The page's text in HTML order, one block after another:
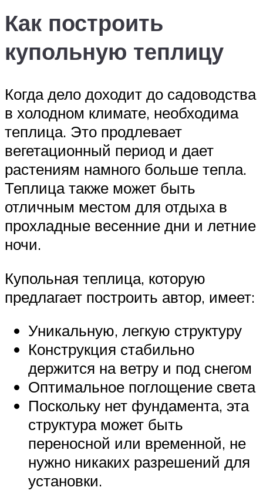
Как построить
купольную теплицу
Когда дело доходит до садоводства
в холодном климате, необходима
теплица. Это продлевает
вегетационный период и дает
растениям намного больше тепла.
Теплица также может быть
отличным местом для отдыха в
прохладные весенние дни и летние
ночи.
Купольная теплица, которую
предлагает построить автор, имеет:
Уникальную, легкую структуру
Конструкция стабильно
держится на ветру и под снегом
Оптимальное поглощение света
Поскольку нет фундамента, эта
структура может быть
переносной или временной, не
нужно никаких разрешений для
установки.